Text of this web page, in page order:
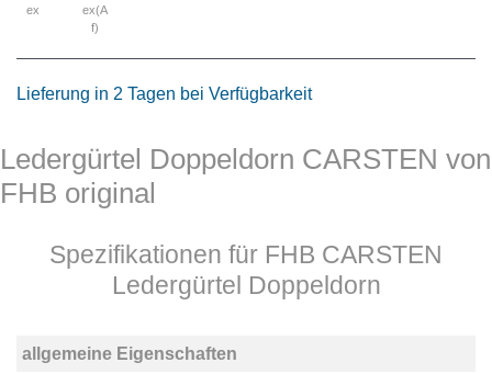
ex
ex(A
f)
Lieferung in 2 Tagen bei Verfügbarkeit
Ledergürtel Doppeldorn CARSTEN von
FHB original
Spezifikationen für FHB CARSTEN
Ledergürtel Doppeldorn
allgemeine Eigenschaften